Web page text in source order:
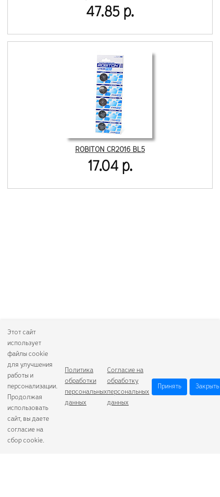
47.85 р.
ROBITON CR2016 BL5
17.04 р.
Этот сайт
использует
файлы cookie
для улучшения
работы и
персонализации.
Продолжая
использовать
сайт, вы даете
согласие на
сбор cookie.
Политика
обработки
персональных
данных
Согласие на
обработку
персональных
данных
Принять Закрыть